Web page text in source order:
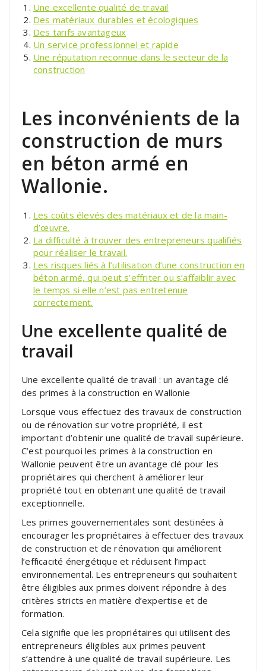
Une excellente qualité de travail
Des matériaux durables et écologiques
Des tarifs avantageux
Un service professionnel et rapide
Une réputation reconnue dans le secteur de la
construction
Les inconvénients de la
construction de murs
en béton armé en
Wallonie.
Les coûts élevés des matériaux et de la main-
d’œuvre.
La difficulté à trouver des entrepreneurs qualifiés
pour réaliser le travail.
Les risques liés à l’utilisation d’une construction en
béton armé, qui peut s’effriter ou s’affaiblir avec
le temps si elle n’est pas entretenue
correctement.
Une excellente qualité de
travail
Une excellente qualité de travail : un avantage clé
des primes à la construction en Wallonie
Lorsque vous effectuez des travaux de construction
ou de rénovation sur votre propriété, il est
important d’obtenir une qualité de travail supérieure.
C’est pourquoi les primes à la construction en
Wallonie peuvent être un avantage clé pour les
propriétaires qui cherchent à améliorer leur
propriété tout en obtenant une qualité de travail
exceptionnelle.
Les primes gouvernementales sont destinées à
encourager les propriétaires à effectuer des travaux
de construction et de rénovation qui améliorent
l’efficacité énergétique et réduisent l’impact
environnemental. Les entrepreneurs qui souhaitent
être éligibles aux primes doivent répondre à des
critères stricts en matière d’expertise et de
formation.
Cela signifie que les propriétaires qui utilisent des
entrepreneurs éligibles aux primes peuvent
s’attendre à une qualité de travail supérieure. Les